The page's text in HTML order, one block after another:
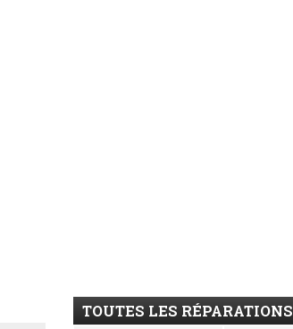
TOUTES LES RÉPARATIONS